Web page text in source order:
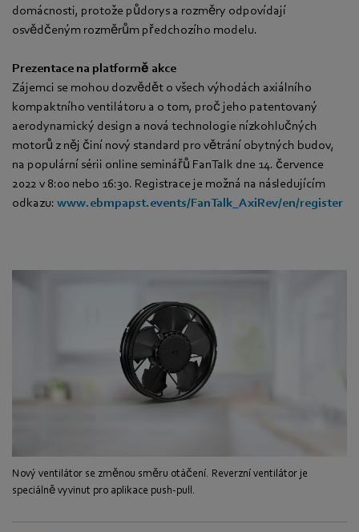
domácnosti, protože půdorys a rozměry odpovídají
osvědčeným rozměrům předchozího modelu.
Prezentace na platformě akce
Zájemci se mohou dozvědět o všech výhodách axiálního
kompaktního ventilátoru a o tom, proč jeho patentovaný
aerodynamický design a nová technologie nízkohlučných
motorů z něj činí nový standard pro větrání obytných budov,
na populární sérii online seminářů FanTalk dne 14. července
2022 v 8:00 nebo 16:30. Registrace je možná na následujícím
odkazu: www.ebmpapst.events/FanTalk_AxiRev/en/register
Nový ventilátor se změnou směru otáčení. Reverzní ventilátor je
speciálně vyvinut pro aplikace push-pull.